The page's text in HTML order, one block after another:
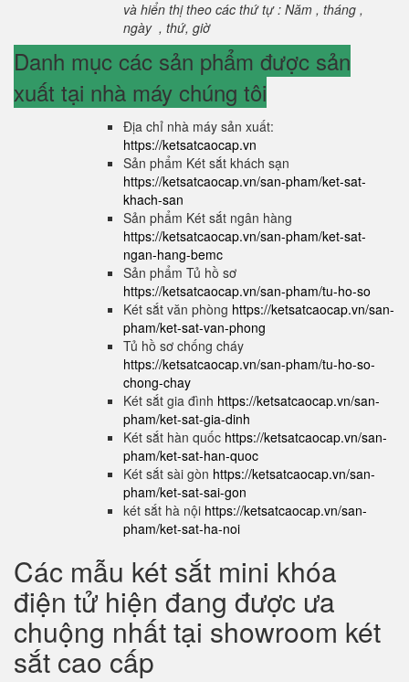
và hiển thị theo các thứ tự : Năm , tháng ,
ngày , thứ, giờ
Danh mục các sản phẩm được sản
xuất tại nhà máy chúng tôi
Địa chỉ nhà máy sản xuất:
https://ketsatcaocap.vn
Sản phẩm Két sắt khách sạn
https://ketsatcaocap.vn/san-pham/ket-sat-
khach-san
Sản phẩm Két sắt ngân hàng
https://ketsatcaocap.vn/san-pham/ket-sat-
ngan-hang-bemc
Sản phẩm Tủ hồ sơ
https://ketsatcaocap.vn/san-pham/tu-ho-so
Két sắt văn phòng https://ketsatcaocap.vn/san-
pham/ket-sat-van-phong
Tủ hồ sơ chống cháy
https://ketsatcaocap.vn/san-pham/tu-ho-so-
chong-chay
Két sắt gia đình https://ketsatcaocap.vn/san-
pham/ket-sat-gia-dinh
Két sắt hàn quốc https://ketsatcaocap.vn/san-
pham/ket-sat-han-quoc
Két sắt sài gòn https://ketsatcaocap.vn/san-
pham/ket-sat-sai-gon
két sắt hà nội https://ketsatcaocap.vn/san-
pham/ket-sat-ha-noi
Các mẫu két sắt mini khóa
điện tử hiện đang được ưa
chuộng nhất tại showroom két
sắt cao cấp